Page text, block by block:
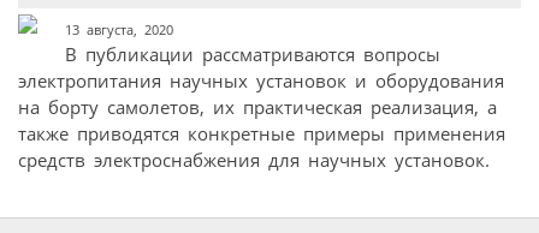
13 августа, 2020
В публикации рассматриваются вопросы
электропитания научных установок и оборудования
на борту самолетов, их практическая реализация, а
также приводятся конкретные примеры применения
средств электроснабжения для научных установок.